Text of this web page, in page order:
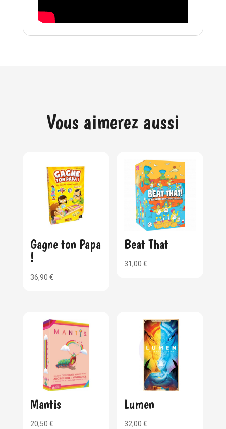
Vous aimerez aussi
Gagne ton Papa
!
36,90 €
Beat That
31,00€
Mantis
20,50 €
Lumen
32,00€